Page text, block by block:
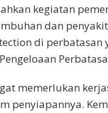
kegiatan
dan
di
memerlukan
penyiapannya.